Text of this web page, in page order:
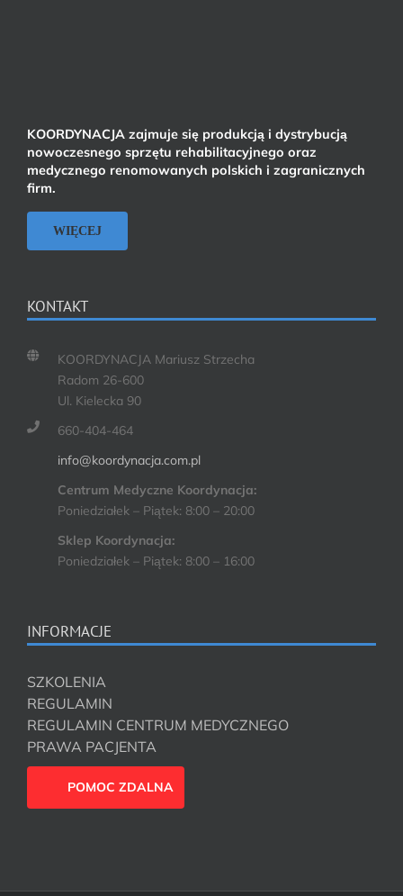
KOORDYNACJA zajmuje się produkcją i dystrybucją
nowoczesnego sprzętu rehabilitacyjnego oraz
medycznego renomowanych polskich i zagranicznych
firm.
WIĘCEJ
KONTAKT
KOORDYNACJA Mariusz Strzecha
Radom 26-600
Ul. Kielecka 90
660-404-464
info@koordynacja.com.pl
Centrum Medyczne Koordynacja:
Poniedziałek – Piątek: 8:00 – 20:00
Sklep Koordynacja:
Poniedziałek – Piątek: 8:00 – 16:00
INFORMACJE
SZKOLENIA
REGULAMIN
REGULAMIN CENTRUM MEDYCZNEGO
PRAWA PACJENTA
POMOC ZDALNA